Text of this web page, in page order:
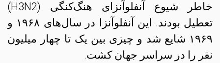
خاطر شیوع آنفلوآنزای هنگ‌کنگی (H3N2)
تعطیل بودند. این آنفلوآنزا در سال‌های ۱۹۶۸ و
۱۹۶۹ شایع شد و چیزی بین یک تا چهار میلیون
نفر را در سراسر جهان کشت.